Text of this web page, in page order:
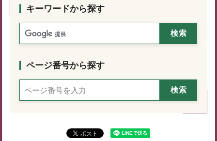
キーワードから探す
ページ番号から探す